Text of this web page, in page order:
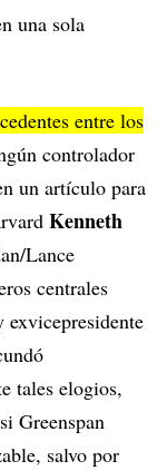
una sola
entre los
controlador
un artículo para
Kenneth
Lance
centrales
tales elogios,
Greenspan
salvo por